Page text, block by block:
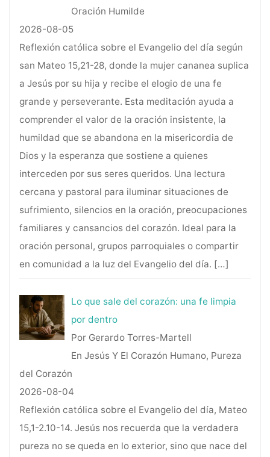
Oración Humilde
2026-08-05
Reflexión católica sobre el Evangelio del día según
san Mateo 15,21-28, donde la mujer cananea suplica
a Jesús por su hija y recibe el elogio de una fe
grande y perseverante. Esta meditación ayuda a
comprender el valor de la oración insistente, la
humildad que se abandona en la misericordia de
Dios y la esperanza que sostiene a quienes
interceden por sus seres queridos. Una lectura
cercana y pastoral para iluminar situaciones de
sufrimiento, silencios en la oración, preocupaciones
familiares y cansancios del corazón. Ideal para la
oración personal, grupos parroquiales o compartir
en comunidad a la luz del Evangelio del día. […]
Lo que sale del corazón: una fe limpia
por dentro
Por Gerardo Torres-Martell
En Jesús Y El Corazón Humano, Pureza
del Corazón
2026-08-04
Reflexión católica sobre el Evangelio del día, Mateo
15,1-2.10-14. Jesús nos recuerda que la verdadera
pureza no se queda en lo exterior, sino que nace del